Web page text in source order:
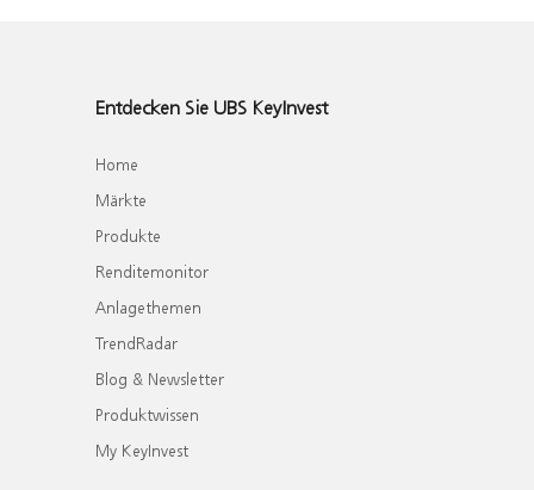
Entdecken Sie UBS KeyInvest
Home
Märkte
Produkte
Renditemonitor
Anlagethemen
TrendRadar
Blog & Newsletter
Produktwissen
My KeyInvest